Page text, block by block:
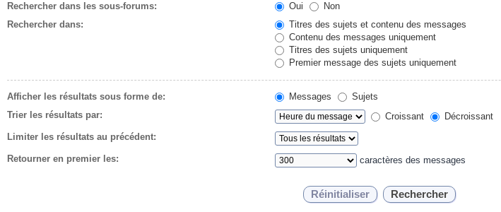
Rechercher dans les sous-forums: Oui
Non
Rechercher dans:
Titres des sujets et contenu des messages
Contenu des messages uniquement
Titres des sujets uniquement
Premier message des sujets uniquement
Afficher les résultats sous forme de: Messages
Sujets
Trier les résultats par:
Croissant
Décroissant
Limiter les résultats au précédent:
Retourner en premier les: caractères des messages